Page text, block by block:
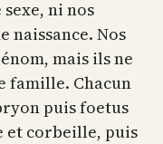
ni nos
naissance. Nos
mais ils ne
famille. Chacun
puis foetus
et corbeille, puis